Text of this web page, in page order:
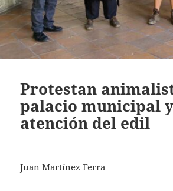
Protestan
palacio municipal
atención del edil
Juan Martínez Ferra